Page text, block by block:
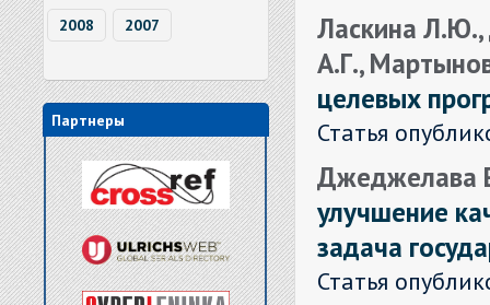
2008 2007
Партнеры
Ласкина
А.Г.,
целевых
Статья
Джеджелава
улучшение
задача
Статья